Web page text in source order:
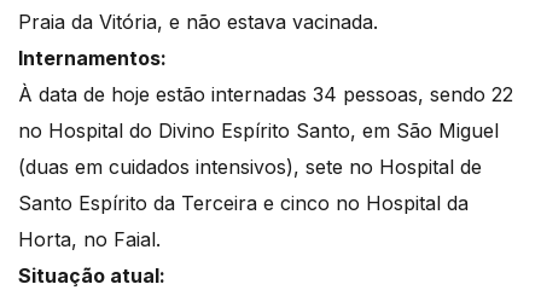
Praia da Vitória, e não estava vacinada.
Internamentos:
À data de hoje estão internadas 34 pessoas, sendo 22
no Hospital do Divino Espírito Santo, em São Miguel
(duas em cuidados intensivos), sete no Hospital de
Santo Espírito da Terceira e cinco no Hospital da
Horta, no Faial.
Situação atual: